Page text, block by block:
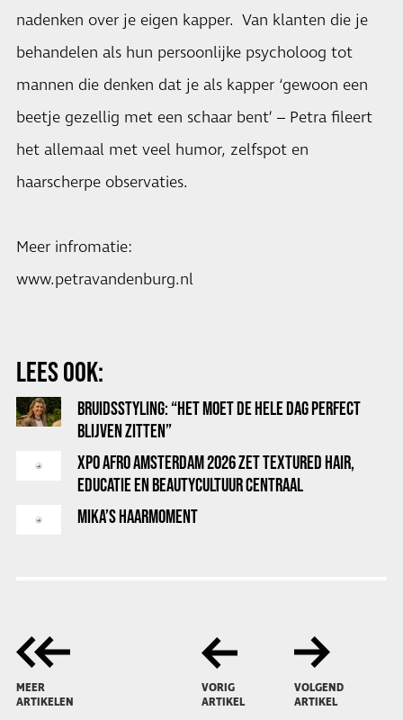
nadenken over je eigen kapper. Van klanten die je
behandelen als hun persoonlijke psycholoog tot
mannen die denken dat je als kapper ‘gewoon een
beetje gezellig met een schaar bent’ – Petra fileert
het allemaal met veel humor, zelfspot en
haarscherpe observaties.
Meer infromatie:
www.petravandenburg.nl
LEES OOK:
BRUIDSSTYLING: “HET MOET DE HELE DAG PERFECT
BLIJVEN ZITTEN”
XPO AFRO AMSTERDAM 2026 ZET TEXTURED HAIR,
EDUCATIE EN BEAUTYCULTUUR CENTRAAL
MIKA’S HAARMOMENT
MEER
ARTIKELEN
VORIG
ARTIKEL
VOLGEND
ARTIKEL